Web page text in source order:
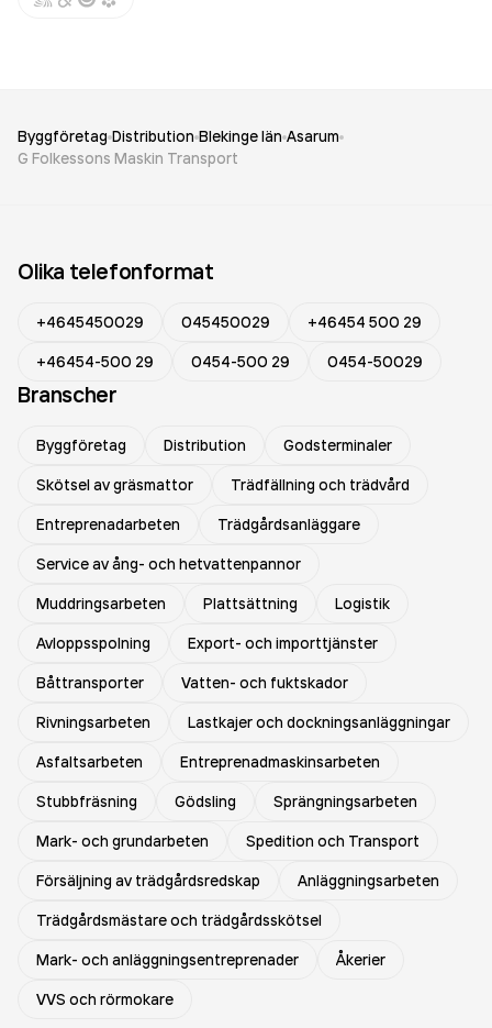
Byggföretag Distribution Blekinge län Asarum
G Folkessons Maskin Transport
Olika telefonformat
+4645450029 045450029
+46454 500 29
+46454-500 29
0454-500 29 0454-50029
Branscher
Byggföretag Distribution
Godsterminaler
Skötsel av gräsmattor
Trädfällning och trädvård
Entreprenadarbeten
Trädgårdsanläggare
Service av ång- och hetvattenpannor
Muddringsarbeten
Plattsättning
Logistik
Avloppsspolning
Export- och importtjänster
Båttransporter
Vatten- och fuktskador
Rivningsarbeten
Lastkajer och dockningsanläggningar
Asfaltsarbeten
Entreprenadmaskinsarbeten
Stubbfräsning
Gödsling
Sprängningsarbeten
Mark- och grundarbeten
Spedition och Transport
Försäljning av trädgårdsredskap
Anläggningsarbeten
Trädgårdsmästare och trädgårdsskötsel
Mark- och anläggningsentreprenader
Åkerier
VVS och rörmokare